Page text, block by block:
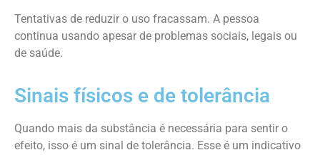
Tentativas de reduzir o uso fracassam. A pessoa
continua usando apesar de problemas sociais, legais ou
de saúde.
Sinais físicos e de tolerância
Quando mais da substância é necessária para sentir o
efeito, isso é um sinal de tolerância. Esse é um indicativo